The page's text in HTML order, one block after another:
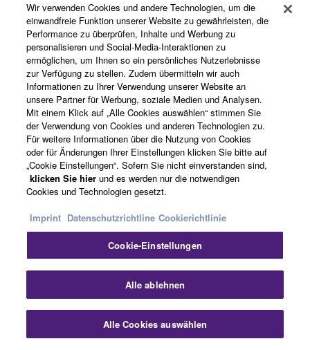
Registrierung von „Yamaha Music ID“
Über Yamaha
Deutschland - German
Business
KontaktNutzungsbedingungenDatenschutzerklärung
CookierichtlinieImpressum
Wir verwenden Cookies und andere Technologien, um die
einwandfreie Funktion unserer Website zu gewährleisten, die
Performance zu überprüfen, Inhalte und Werbung zu
personalisieren und Social-Media-Interaktionen zu
ermöglichen, um Ihnen so ein persönliches Nutzerlebnisse
zur Verfügung zu stellen. Zudem übermitteln wir auch
Informationen zu Ihrer Verwendung unserer Website an
unsere Partner für Werbung, soziale Medien und Analysen.
Mit einem Klick auf „Alle Cookies auswählen“ stimmen Sie
der Verwendung von Cookies und anderen Technologien zu.
Für weitere Informationen über die Nutzung von Cookies
oder für Änderungen Ihrer Einstellungen klicken Sie bitte auf
„Cookie Einstellungen“. Sofern Sie nicht einverstanden sind,
klicken Sie hier und es werden nur die notwendigen
Cookies und Technologien gesetzt.
Imprint Datenschutzrichtline Cookierichtlinie
Cookie-Einstellungen
Alle ablehnen
Alle Cookies auswählen